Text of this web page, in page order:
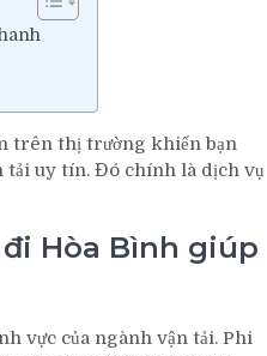
trên thị trường khiến bạn
tải uy tín. Đó chính là dịch vụ
Hòa Bình giúp
vực của ngành vận tải. Phi